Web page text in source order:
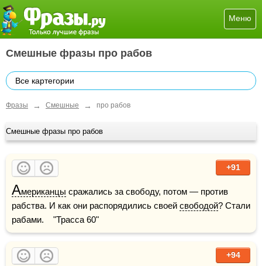
Меню
Смешные фразы про рабов
Все картегории
Фразы → Смешные → про рабов
Смешные фразы про рабов
+91
Американцы сражались за свободу, потом — против
рабства. И как они распорядились своей свободой? Стали
рабами.    "Трасса 60"
+94